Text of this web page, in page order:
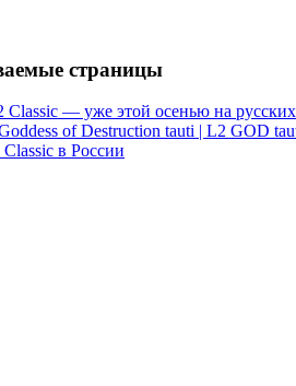
страницы
Classic — уже этой осенью на русских
of Destruction tauti | L2 GOD
в России